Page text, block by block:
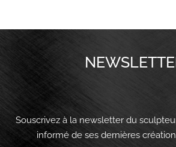
Souscrivez à la newsletter du
informé de ses dernières